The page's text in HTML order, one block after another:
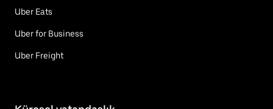
Uber Eats
Uber for Business
Uber Freight